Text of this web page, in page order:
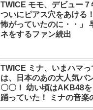
TWICE モモ、デビュー７
ついにピアス穴をあける
怖がっていたのに・・」
ネをするファン続出
TWICE ミナ、いまハマ
は、日本のあの大人気バ
〇〇！ 幼い頃はAKB48
踊っていた！ ミナの音楽
かに